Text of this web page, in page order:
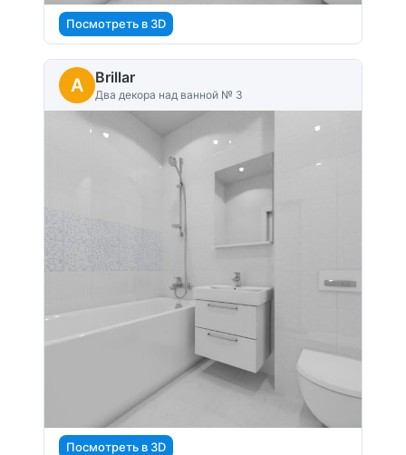
Посмотреть в 3D
A Brillar
Два декора над ванной № 3
Посмотреть в 3D